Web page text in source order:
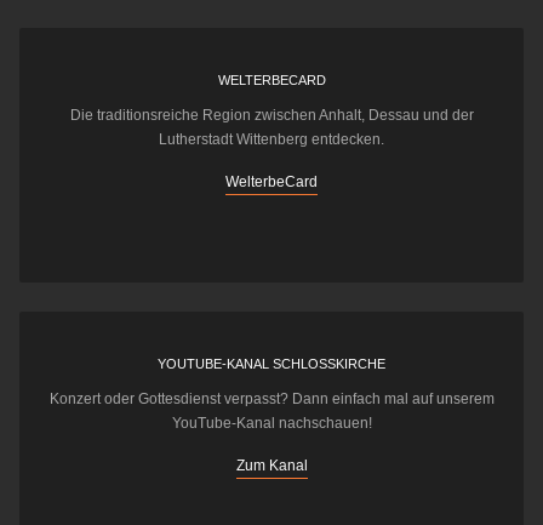
WELTERBECARD
Die traditionsreiche Region zwischen Anhalt, Dessau und der
Lutherstadt Wittenberg entdecken.
WelterbeCard
YOUTUBE-KANAL SCHLOSSKIRCHE
Konzert oder Gottesdienst verpasst? Dann einfach mal auf unserem
YouTube-Kanal nachschauen!
Zum Kanal